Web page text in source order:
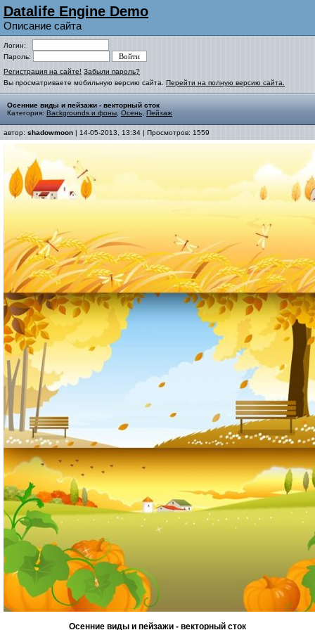
Datalife Engine Demo
Описание сайта
Логин:
Пароль:
Регистрация на сайте! Забыли пароль?
Вы просматриваете мобильную версию сайта. Перейти на полную версию сайта.
Осенние виды и пейзажи - векторный сток
Категория: Backgrounds и фоны Осень Пейзаж
автор: shadowmoon | 14-05-2013, 13:34 | Просмотров: 1559
Осенние виды и пейзажи - векторный сток